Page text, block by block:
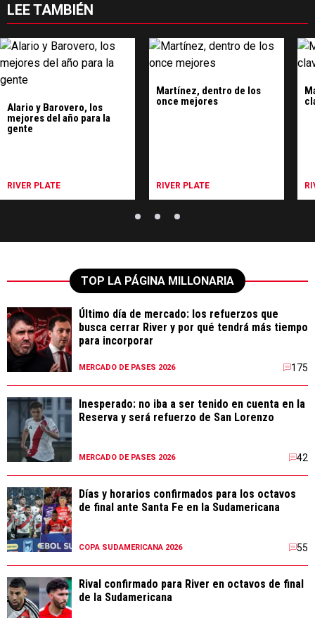
LEE TAMBIÉN
Alario y Barovero, los
mejores del año para la
gente
RIVER PLATE
Martínez, dentro de los
once mejores
RIVER PLATE
TOP LA PÁGINA MILLONARIA
Último día de mercado: los refuerzos que
busca cerrar River y por qué tendrá más tiempo
para incorporar
MERCADO DE PASES 2026 175
Inesperado: no iba a ser tenido en cuenta en la
Reserva y será refuerzo de San Lorenzo
MERCADO DE PASES 2026 42
Días y horarios confirmados para los octavos
de final ante Santa Fe en la Sudamericana
COPA SUDAMERICANA 2026 55
Rival confirmado para River en octavos de final
de la Sudamericana